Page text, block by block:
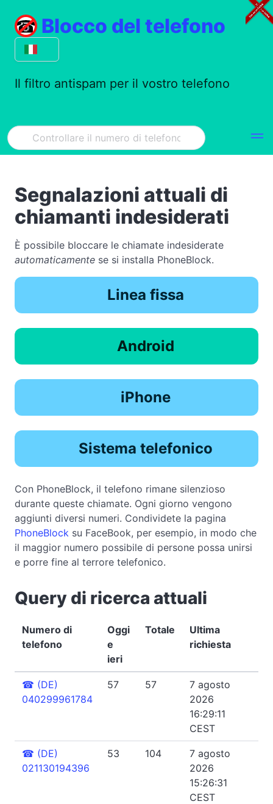
Blocco del telefono
Il filtro antispam per il vostro telefono
Segnalazioni attuali di
chiamanti indesiderati
È possibile bloccare le chiamate indesiderate
automaticamente se si installa PhoneBlock.
Linea fissa
Android
iPhone
Sistema telefonico
Con PhoneBlock, il telefono rimane silenzioso
durante queste chiamate. Ogni giorno vengono
aggiunti diversi numeri. Condividete la pagina
PhoneBlock su FaceBook, per esempio, in modo che
il maggior numero possibile di persone possa unirsi
e porre fine al terrore telefonico.
Query di ricerca attuali
Numero di
telefono
Oggi
e
ieri
Totale
Ultima
richiesta
☎ (DE)
040299961784
57 57
7 agosto
2026
16:29:11
CEST
☎ (DE)
021130194396
53 104
7 agosto
2026
15:26:31
CEST